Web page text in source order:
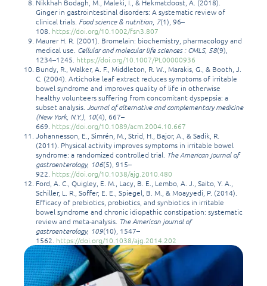
Nikkhah Bodagh, M., Maleki, I., & Hekmatdoost, A. (2018).
Ginger in gastrointestinal disorders: A systematic review of
clinical trials. Food science & nutrition, 7(1), 96–
108. https://doi.org/10.1002/fsn3.807
Maurer H. R. (2001). Bromelain: biochemistry, pharmacology and
medical use. Cellular and molecular life sciences : CMLS, 58(9),
1234–1245. https://doi.org/10.1007/PL00000936
Bundy, R., Walker, A. F., Middleton, R. W., Marakis, G., & Booth, J.
C. (2004). Artichoke leaf extract reduces symptoms of irritable
bowel syndrome and improves quality of life in otherwise
healthy volunteers suffering from concomitant dyspepsia: a
subset analysis. Journal of alternative and complementary medicine
(New York, N.Y.), 10(4), 667–
669. https://doi.org/10.1089/acm.2004.10.667
Johannesson, E., Simrén, M., Strid, H., Bajor, A., & Sadik, R.
(2011). Physical activity improves symptoms in irritable bowel
syndrome: a randomized controlled trial. The American journal of
gastroenterology, 106(5), 915–
922. https://doi.org/10.1038/ajg.2010.480
Ford, A. C., Quigley, E. M., Lacy, B. E., Lembo, A. J., Saito, Y. A.,
Schiller, L. R., Soffer, E. E., Spiegel, B. M., & Moayyedi, P. (2014).
Efficacy of prebiotics, probiotics, and synbiotics in irritable
bowel syndrome and chronic idiopathic constipation: systematic
review and meta-analysis. The American journal of
gastroenterology, 109(10), 1547–
1562. https://doi.org/10.1038/ajg.2014.202